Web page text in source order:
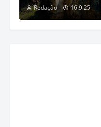
Redação 16.9.25